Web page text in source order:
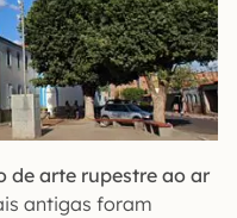
de arte rupestre ao ar
antigas foram